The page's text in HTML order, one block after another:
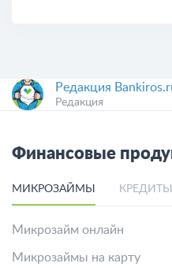
Редакция
Редакция
Финансовые
МИКРОЗАЙМЫ КРЕДИТЫ
Микрозайм онлайн
Микрозаймы на карту